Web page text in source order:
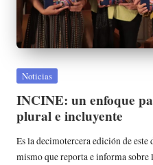
Publicada
Noticias
INCINE: un enfoque
plural e incluyente
Es la decimotercera edición de
mismo que reporta e informa